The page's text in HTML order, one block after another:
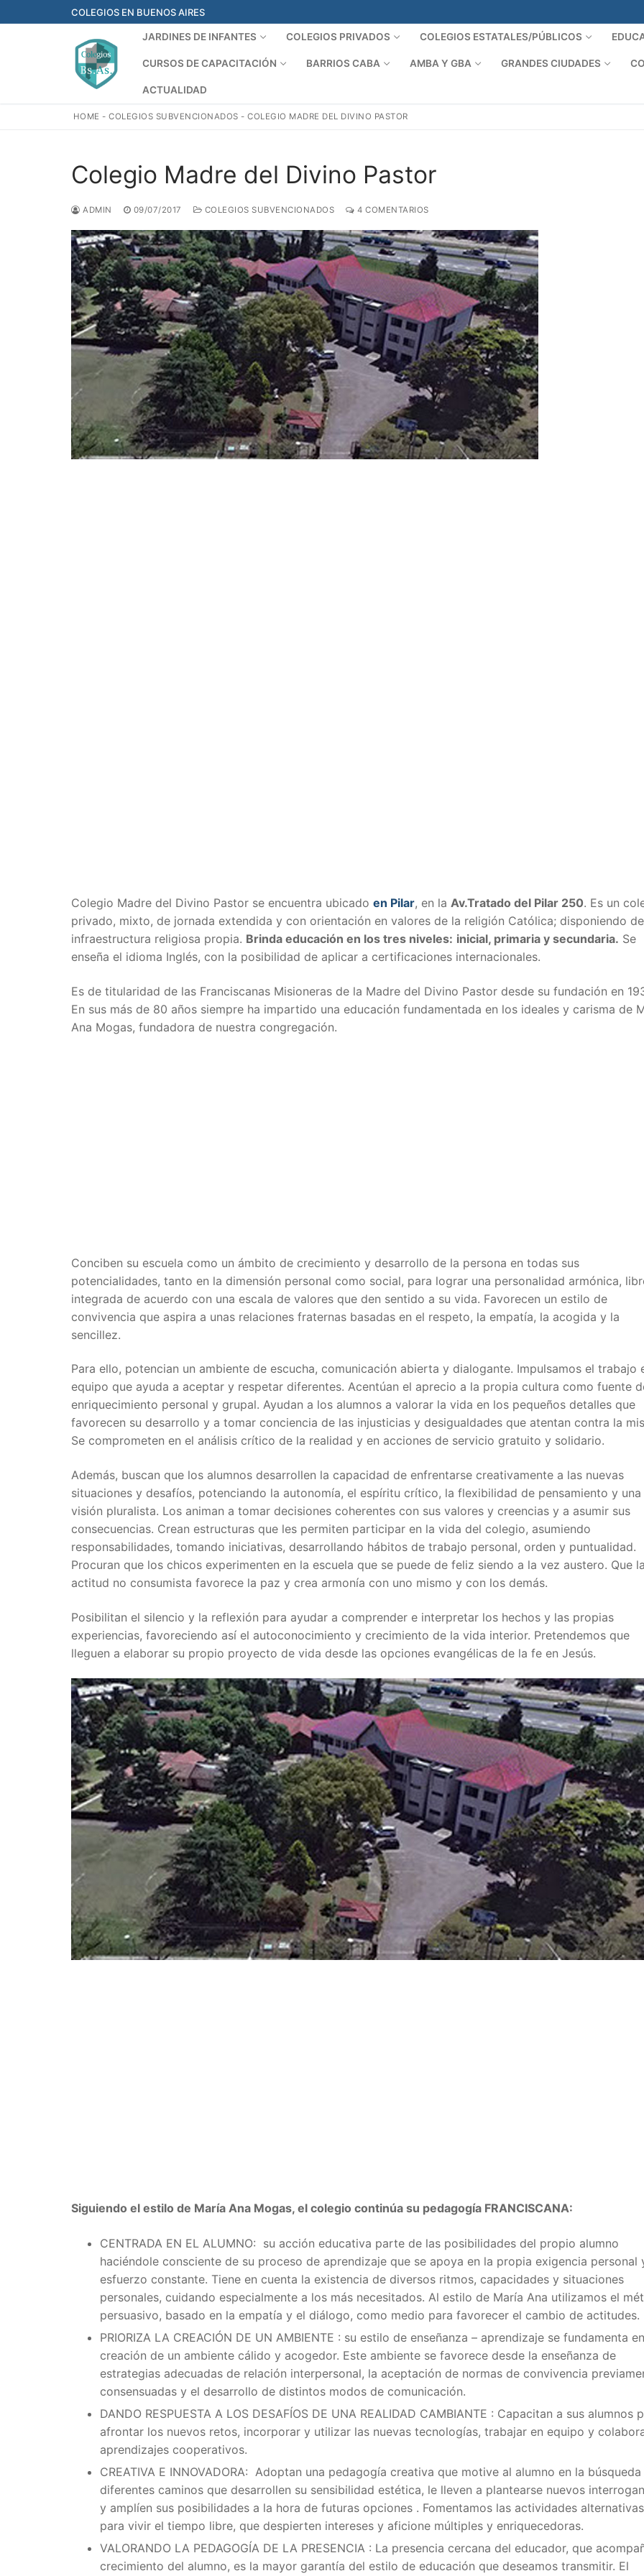
al
COLEGIOS EN BUENOS AIRES
JARDINES DE INFANTES COLEGIOS PRIVADOS COLEGIOS ESTATALES/PÚBLICOS
CURSOS DE CAPACITACIÓN BARRIOS CABA AMBA Y GBA GRANDES CIUDADES
ACTUALIDAD
HOME -COLEGIOS SUBVENCIONADOS -COLEGIO MADRE DEL DIVINO PASTOR
Colegio Madre del Divino Pastor
ADMIN 09/07/2017 COLEGIOS SUBVENCIONADOS 4 COMENTARIOS
Colegio Madre del Divino Pastor se encuentra ubicado en Pilar, en la Av.Tratado del Pilar 250. Es un
privado, mixto, de jornada extendida y con orientación en valores de la religión Católica; disponiendo de
infraestructura religiosa propia. Brinda educación en los tres niveles: inicial, primaria y secundaria. Se
enseña el idioma Inglés, con la posibilidad de aplicar a certificaciones internacionales.
Es de titularidad de las Franciscanas Misioneras de la Madre del Divino Pastor desde su fundación en
En sus más de 80 años siempre ha impartido una educación fundamentada en los ideales y carisma de
Ana Mogas, fundadora de nuestra congregación.
Conciben su escuela como un ámbito de crecimiento y desarrollo de la persona en todas sus
potencialidades, tanto en la dimensión personal como social, para lograr una personalidad armónica,
integrada de acuerdo con una escala de valores que den sentido a su vida. Favorecen un estilo de
convivencia que aspira a unas relaciones fraternas basadas en el respeto, la empatía, la acogida y la
sencillez.
Para ello, potencian un ambiente de escucha, comunicación abierta y dialogante. Impulsamos el trabajo
equipo que ayuda a aceptar y respetar diferentes. Acentúan el aprecio a la propia cultura como fuente
enriquecimiento personal y grupal. Ayudan a los alumnos a valorar la vida en los pequeños detalles que
favorecen su desarrollo y a tomar conciencia de las injusticias y desigualdades que atentan contra la
Se comprometen en el análisis crítico de la realidad y en acciones de servicio gratuito y solidario.
Además, buscan que los alumnos desarrollen la capacidad de enfrentarse creativamente a las nuevas
situaciones y desafíos, potenciando la autonomía, el espíritu crítico, la flexibilidad de pensamiento y una
visión pluralista. Los animan a tomar decisiones coherentes con sus valores y creencias y a asumir sus
consecuencias. Crean estructuras que les permiten participar en la vida del colegio, asumiendo
responsabilidades, tomando iniciativas, desarrollando hábitos de trabajo personal, orden y puntualidad.
Procuran que los chicos experimenten en la escuela que se puede de feliz siendo a la vez austero. Que
actitud no consumista favorece la paz y crea armonía con uno mismo y con los demás.
Posibilitan el silencio y la reflexión para ayudar a comprender e interpretar los hechos y las propias
experiencias, favoreciendo así el autoconocimiento y crecimiento de la vida interior. Pretendemos que
lleguen a elaborar su propio proyecto de vida desde las opciones evangélicas de la fe en Jesús.
Siguiendo el estilo de María Ana Mogas, el colegio continúa su pedagogía FRANCISCANA:
CENTRADA EN EL ALUMNO: su acción educativa parte de las posibilidades del propio alumno
haciéndole consciente de su proceso de aprendizaje que se apoya en la propia exigencia personal
esfuerzo constante. Tiene en cuenta la existencia de diversos ritmos, capacidades y situaciones
personales, cuidando especialmente a los más necesitados. Al estilo de María Ana utilizamos el
persuasivo, basado en la empatía y el diálogo, como medio para favorecer el cambio de actitudes.
PRIORIZA LA CREACIÓN DE UN AMBIENTE : su estilo de enseñanza – aprendizaje se fundamenta
creación de un ambiente cálido y acogedor. Este ambiente se favorece desde la enseñanza de
estrategias adecuadas de relación interpersonal, la aceptación de normas de convivencia
consensuadas y el desarrollo de distintos modos de comunicación.
DANDO RESPUESTA A LOS DESAFÍOS DE UNA REALIDAD CAMBIANTE : Capacitan a sus alumnos
afrontar los nuevos retos, incorporar y utilizar las nuevas tecnologías, trabajar en equipo y
aprendizajes cooperativos.
CREATIVA E INNOVADORA: Adoptan una pedagogía creativa que motive al alumno en la búsqueda
diferentes caminos que desarrollen su sensibilidad estética, le lleven a plantearse nuevos
y amplíen sus posibilidades a la hora de futuras opciones . Fomentamos las actividades alternativas
para vivir el tiempo libre, que despierten intereses y aficione múltiples y enriquecedoras.
VALORANDO LA PEDAGOGÍA DE LA PRESENCIA : La presencia cercana del educador, que
crecimiento del alumno, es la mayor garantía del estilo de educación que deseamos transmitir. El